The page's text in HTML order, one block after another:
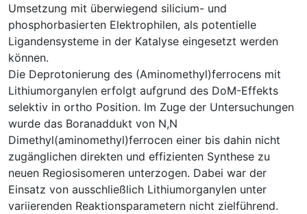
Umsetzung mit überwiegend silicium- und
phosphorbasierten Elektrophilen, als potentielle
Ligandensysteme in der Katalyse eingesetzt werden
können.
Die Deprotonierung des (Aminomethyl)ferrocens mit
Lithiumorganylen erfolgt aufgrund des DoM-Effekts
selektiv in ortho Position. Im Zuge der Untersuchungen
wurde das Boranaddukt von N,N
Dimethyl(aminomethyl)ferrocen einer bis dahin nicht
zugänglichen direkten und effizienten Synthese zu
neuen Regiosisomeren unterzogen. Dabei war der
Einsatz von ausschließlich Lithiumorganylen unter
variierenden Reaktionsparametern nicht zielführend.